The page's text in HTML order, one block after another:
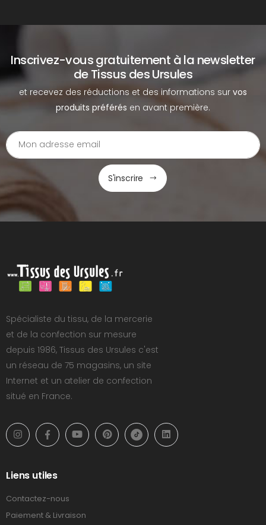
Inscrivez-vous gratuitement à la newsletter
de Tissus des Ursules
et recevez des réductions et des informations sur vos
produits préférés en avant première.
S'inscrire
Spécialiste du tissu, de la mercerie
et de la confection sur mesure
depuis 1986, Tissus des Ursules c'est
un réseau de 75 magasins, un site
Internet et un atelier de confection
situé en France.
Liens utiles
Contactez-nous
Paiement & Livraison